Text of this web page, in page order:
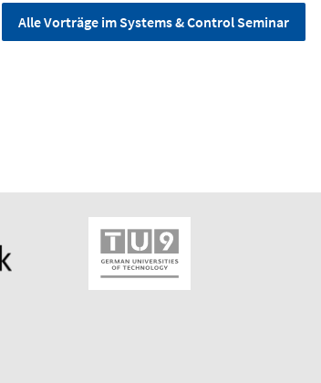
Alle Vorträge im Systems & Control Seminar